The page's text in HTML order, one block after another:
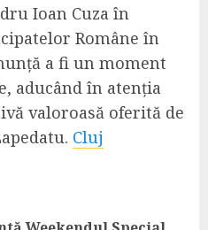
Ioan Cuza în
Române în
a fi un moment
aducând în atenția
valoroasă oferită de
Cluj